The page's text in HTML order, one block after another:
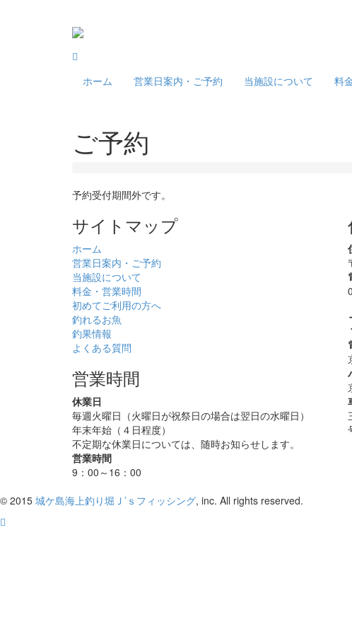
ホーム 営業日案内・ご予約 当施設について 料
ご予約
予約受付期間外です。
サイトマップ
ホーム
営業日案内・ご予約
当施設について
料金・営業時間
初めてご利用の方へ
釣れるお魚
釣果情報
よくある質問
営業時間
休業日
毎週火曜日（火曜日が祝祭日の場合は翌日の水曜日）
年末年始（４日程度）
不定期な休業日については、随時お知らせします。
営業時間
9：00～16：00
© 2015 城ケ島海上釣り堀Ｊ’ｓフィッシング, inc. All rights reserved.